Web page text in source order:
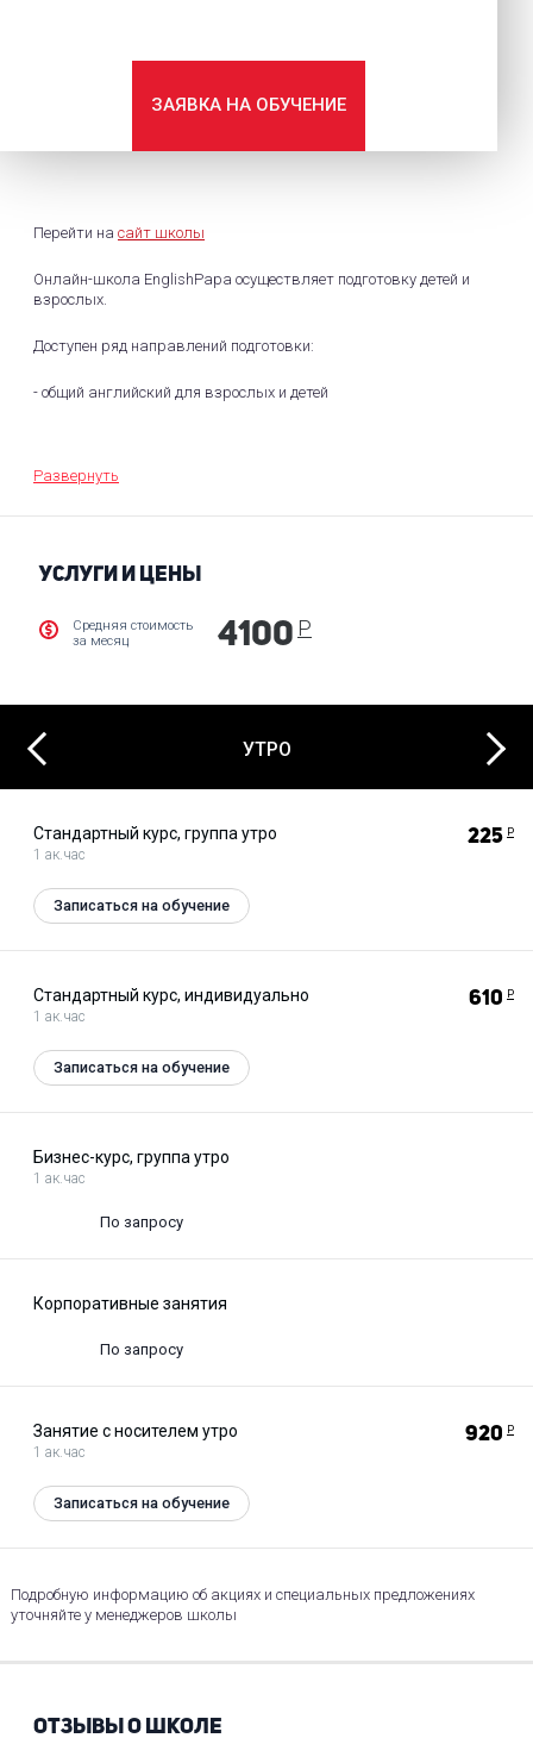
ЗАЯВКА НА ОБУЧЕНИЕ
Перейти на сайт школы
Онлайн-школа EnglishPapa осуществляет подготовку детей и
взрослых.
Доступен ряд направлений подготовки:
- общий английский для взрослых и детей
- курсы с носителем языка
- курсы для преподавателей
- бизнес английский.
Развернуть
УСЛУГИ И ЦЕНЫ
Средняя стоимость
за месяц
4100 Р
Previous УТРО
Стандартный курс, группа утро
1 ак.час
225 Р
Записаться на обучение
Стандартный курс, индивидуально
1 ак.час
610 Р
Записаться на обучение
Бизнес-курс, группа утро
1 ак.час
По запросу
Корпоративные занятия
По запросу
Занятие с носителем утро
1 ак.час
920 Р
Записаться на обучение
Подробную информацию об акциях и специальных предложениях
уточняйте у менеджеров школы
Next
ОТЗЫВЫ О ШКОЛЕ